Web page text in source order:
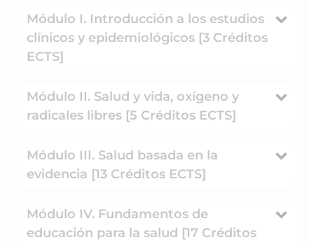
Módulo I. Introducción a los estudios
clínicos y epidemiológicos [3 Créditos
ECTS]
Módulo II. Salud y vida, oxígeno y
radicales libres [5 Créditos ECTS]
Módulo III. Salud basada en la
evidencia [13 Créditos ECTS]
Módulo IV. Fundamentos de
educación para la salud [17 Créditos